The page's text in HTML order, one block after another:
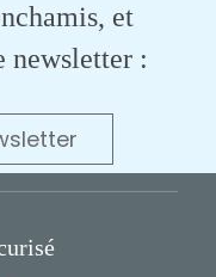
et
newsletter :